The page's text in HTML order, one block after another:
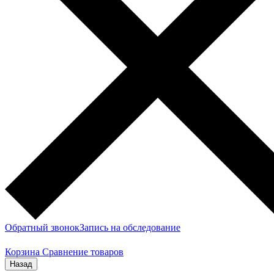
Обратный звонокЗапись на обследование
Корзина Сравнение товаров
Назад